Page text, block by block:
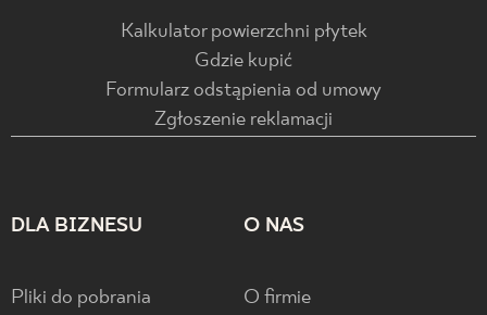
Kalkulator powierzchni płytek
Gdzie kupić
Formularz odstąpienia od umowy
Zgłoszenie reklamacji
DLA BIZNESU
Pliki do pobrania
O NAS
O firmie